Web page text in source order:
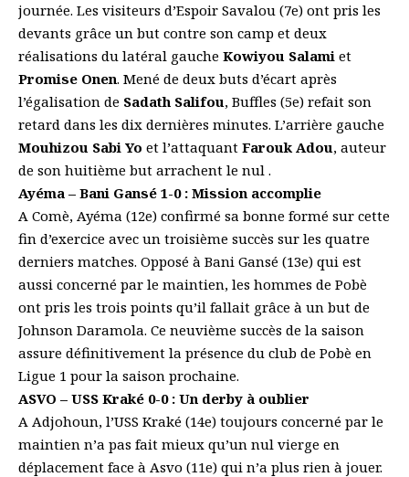
journée. Les visiteurs d’Espoir Savalou (7e) ont pris les
devants grâce un but contre son camp et deux
réalisations du latéral gauche Kowiyou Salami et
Promise Onen. Mené de deux buts d’écart après
l’égalisation de Sadath Salifou, Buffles (5e) refait son
retard dans les dix dernières minutes. L’arrière gauche
Mouhizou Sabi Yo et l’attaquant Farouk Adou, auteur
de son huitième but arrachent le nul .
Ayéma – Bani Gansé 1-0 : Mission accomplie
A Comè, Ayéma (12e) confirmé sa bonne formé sur cette
fin d’exercice avec un troisième succès sur les quatre
derniers matches. Opposé à Bani Gansé (13e) qui est
aussi concerné par le maintien, les hommes de Pobè
ont pris les trois points qu’il fallait grâce à un but de
Johnson Daramola. Ce neuvième succès de la saison
assure définitivement la présence du club de Pobè en
Ligue 1 pour la saison prochaine.
ASVO – USS Kraké 0-0 : Un derby à oublier
A Adjohoun, l’USS Kraké (14e) toujours concerné par le
maintien n’a pas fait mieux qu’un nul vierge en
déplacement face à Asvo (11e) qui n’a plus rien à jouer.